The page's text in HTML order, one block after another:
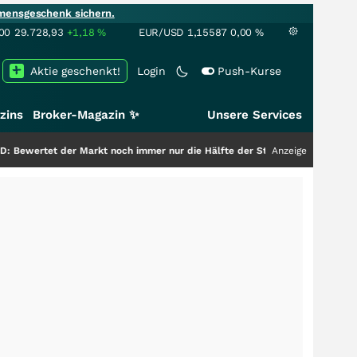
sichern.
29.728,93 +1,18% EUR/USD 1,15587 0,00 %
Login Push-Kurse
Aktie geschenkt!
Broker-Magazin ✨ Unsere Services
der Markt noch immer nur die Hälfte der Story?+++ Anzeige